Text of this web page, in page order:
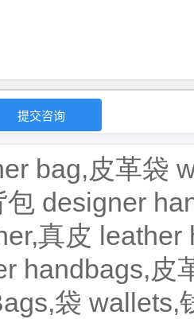
bag,皮革袋
包 designer
真皮 leather
handbags,皮
袋 wallets,